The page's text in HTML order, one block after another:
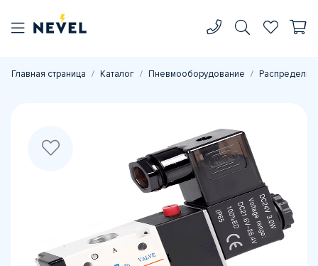
Главная страница Каталог Пневмооборудование